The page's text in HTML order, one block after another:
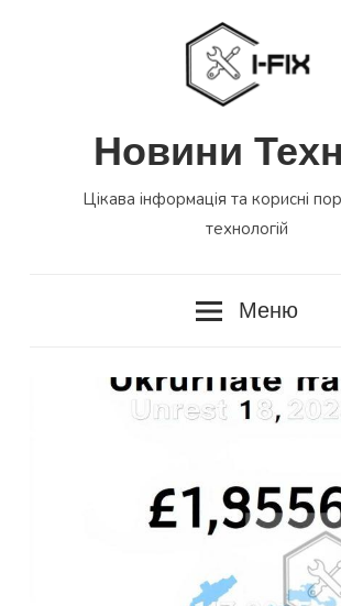
Новини
Цікава інформація та корисні
технологій
Меню